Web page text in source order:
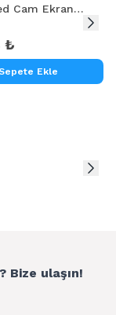
Cam Ekran
₺
Ekle
Bize ulaşın!